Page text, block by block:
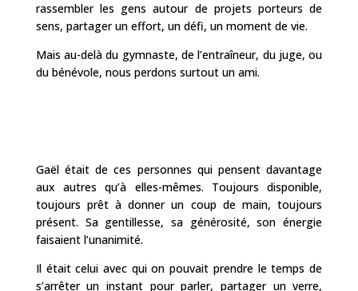
rassembler les gens autour de projets porteurs de
sens, partager un effort, un défi, un moment de vie.
Mais au-delà du gymnaste, de l’entraîneur, du juge, ou
du bénévole, nous perdons surtout un ami.
Gaël était de ces personnes qui pensent davantage
aux autres qu’à elles-mêmes. Toujours disponible,
toujours prêt à donner un coup de main, toujours
présent. Sa gentillesse, sa générosité, son énergie
faisaient l’unanimité.
Il était celui avec qui on pouvait prendre le temps de
s’arrêter un instant pour parler, partager un verre,